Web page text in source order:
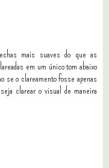
mais suaves do que as
em um único tom abaixo
se o clareamento fosse apenas
clarear o visual de maneira